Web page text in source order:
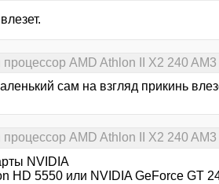
AMD Athlon II X2 240 AM3
сам на взгляд прикинь
AMD Athlon II X2 240 AM3
NVIDIA
HD 5550 или NVIDIA GeForce GT